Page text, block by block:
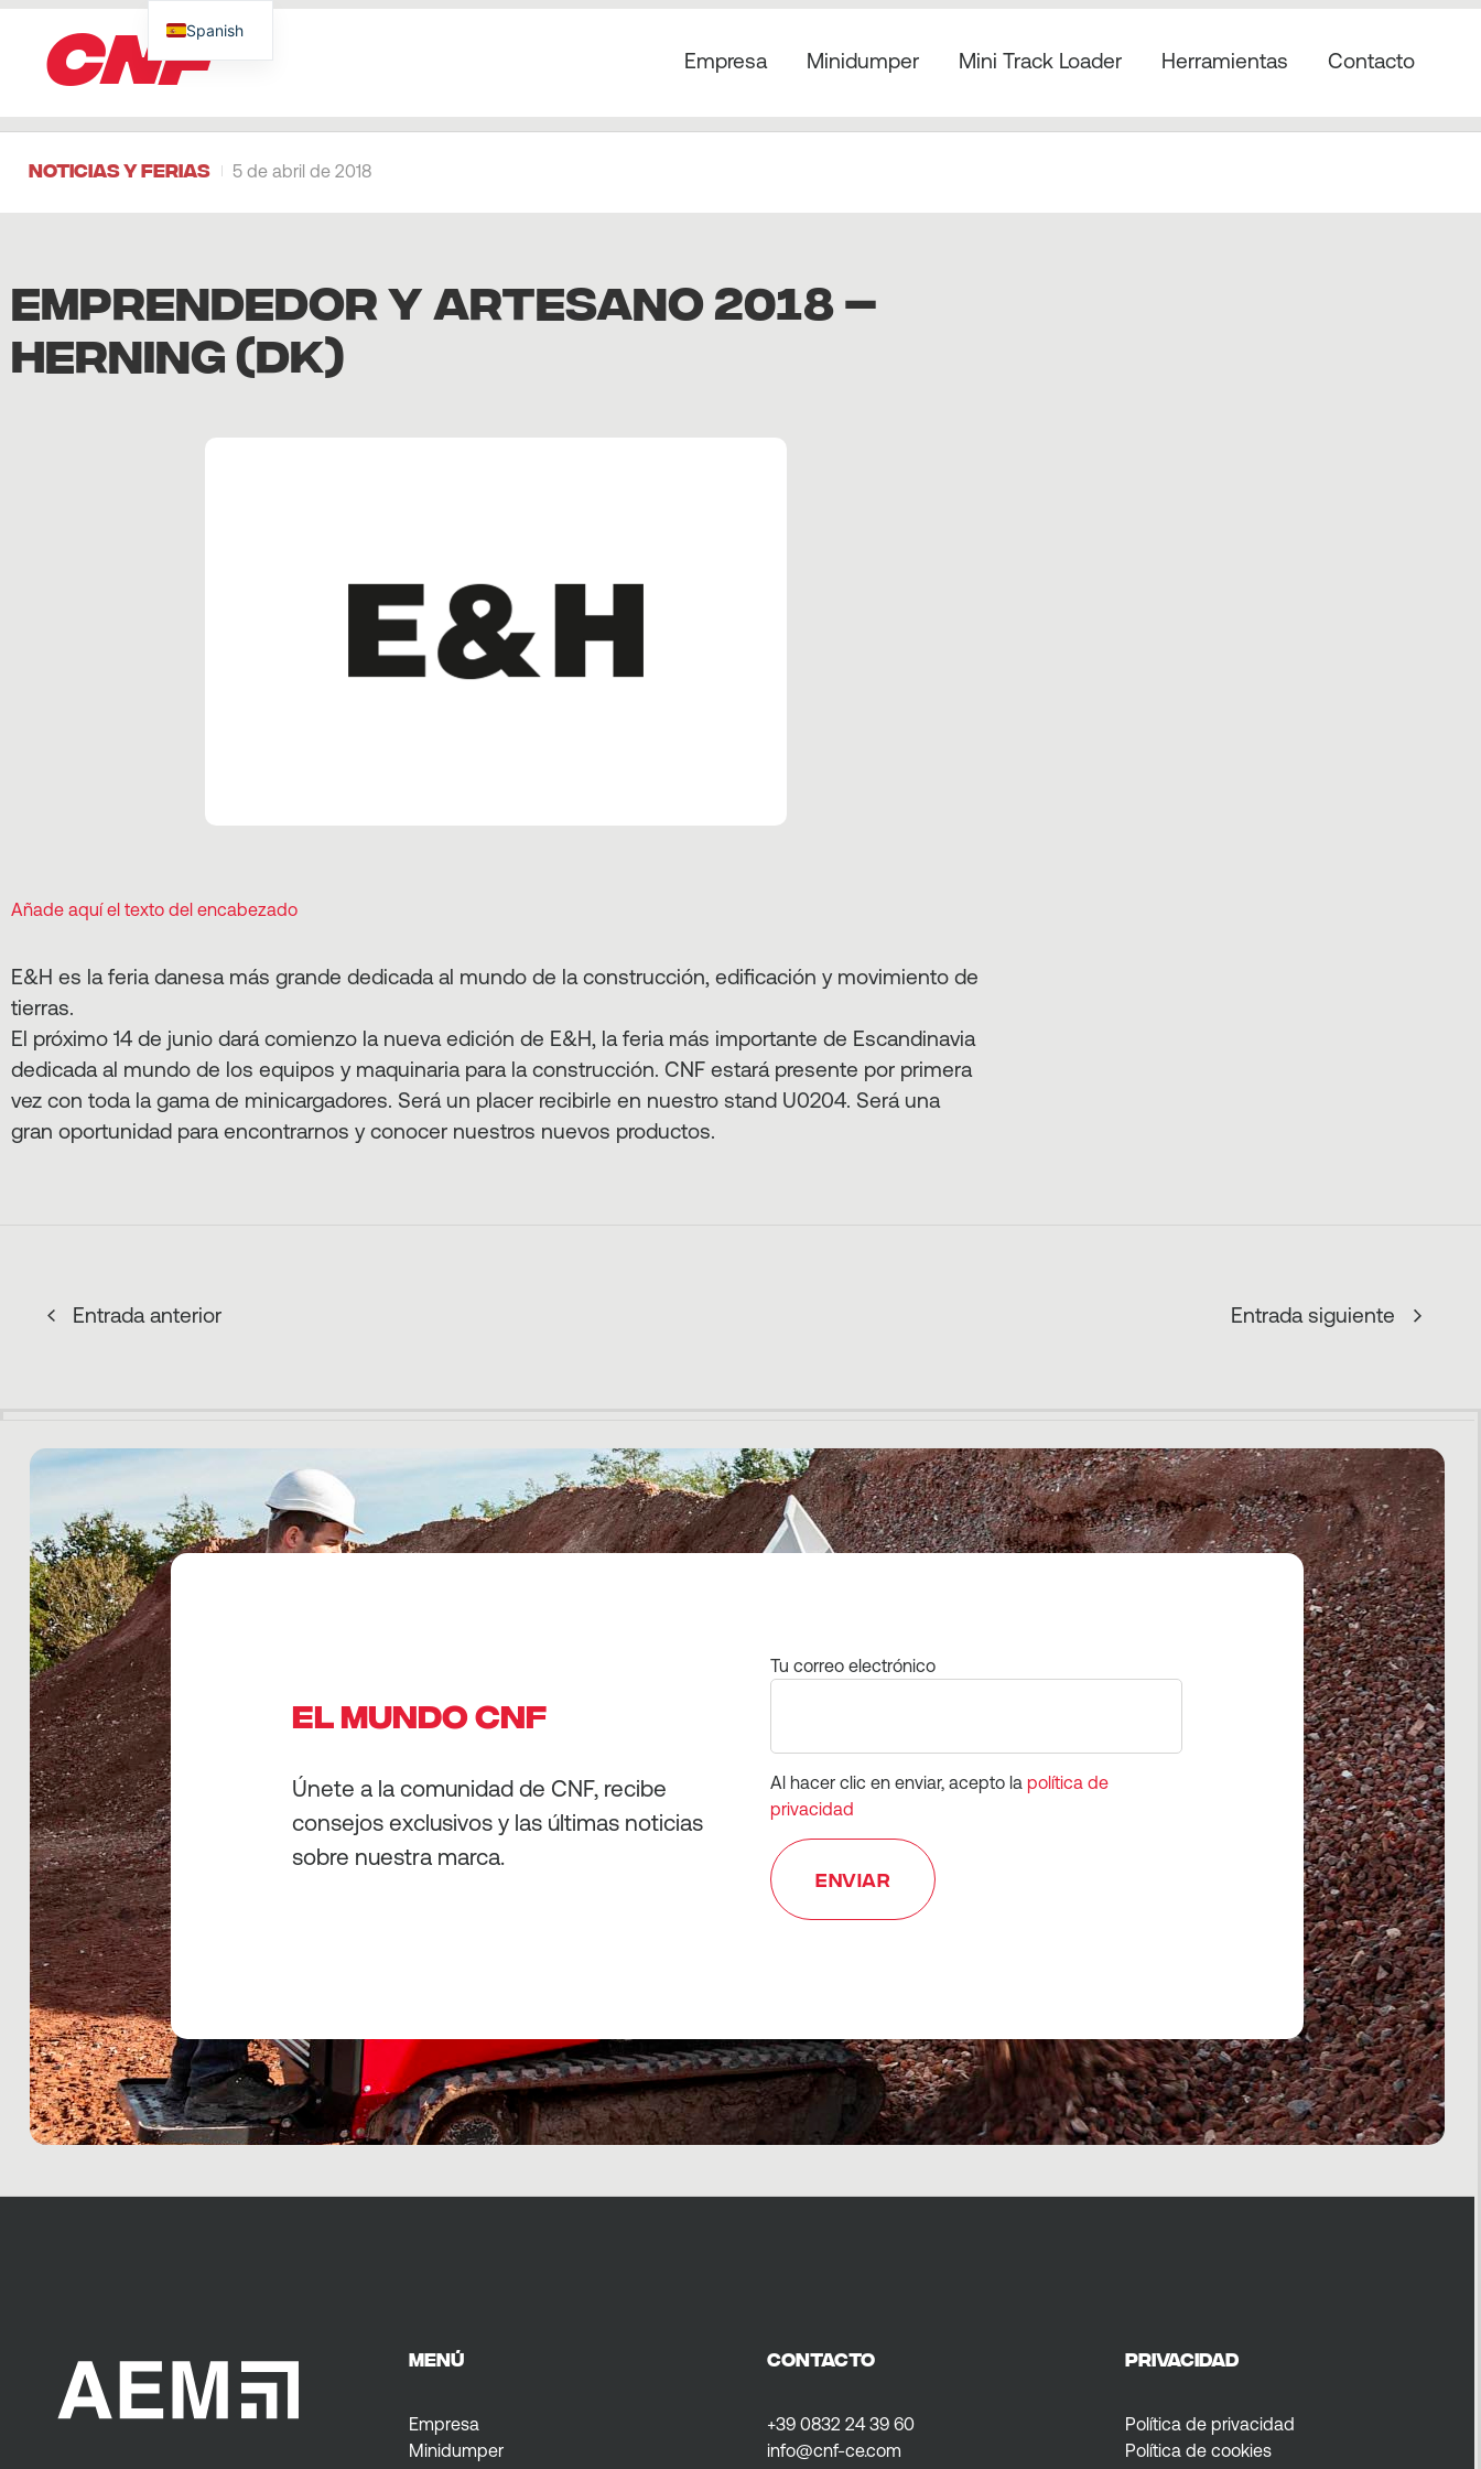
CNF Empresa Minidumper Mini Track Loader Herramientas Contacto
Noticias y Ferias 5 de abril de 2018
EMPRENDEDOR Y ARTESANO 2018 –
HERNING (DK)
Añade aquí el texto del encabezado
E&H es la feria danesa más grande dedicada al mundo de la construcción, edificación y movimiento de
tierras.
El próximo 14 de junio dará comienzo la nueva edición de E&H, la feria más importante de Escandinavia
dedicada al mundo de los equipos y maquinaria para la construcción. CNF estará presente por primera
vez con toda la gama de minicargadores. Será un placer recibirle en nuestro stand U0204. Será una
gran oportunidad para encontrarnos y conocer nuestros nuevos productos.
Entrada anterior Entrada siguiente
EL MUNDO CNF
Únete a la comunidad de CNF, recibe
consejos exclusivos y las últimas noticias
sobre nuestra marca.
Tu correo electrónico
Al hacer clic en enviar, acepto la política de
privacidad
MENÚ
Empresa
Minidumper
CONTACTO
+39 0832 24 39 60
info@cnf-ce.com
Privacidad
Política de privacidad
Política de cookies
Spanish